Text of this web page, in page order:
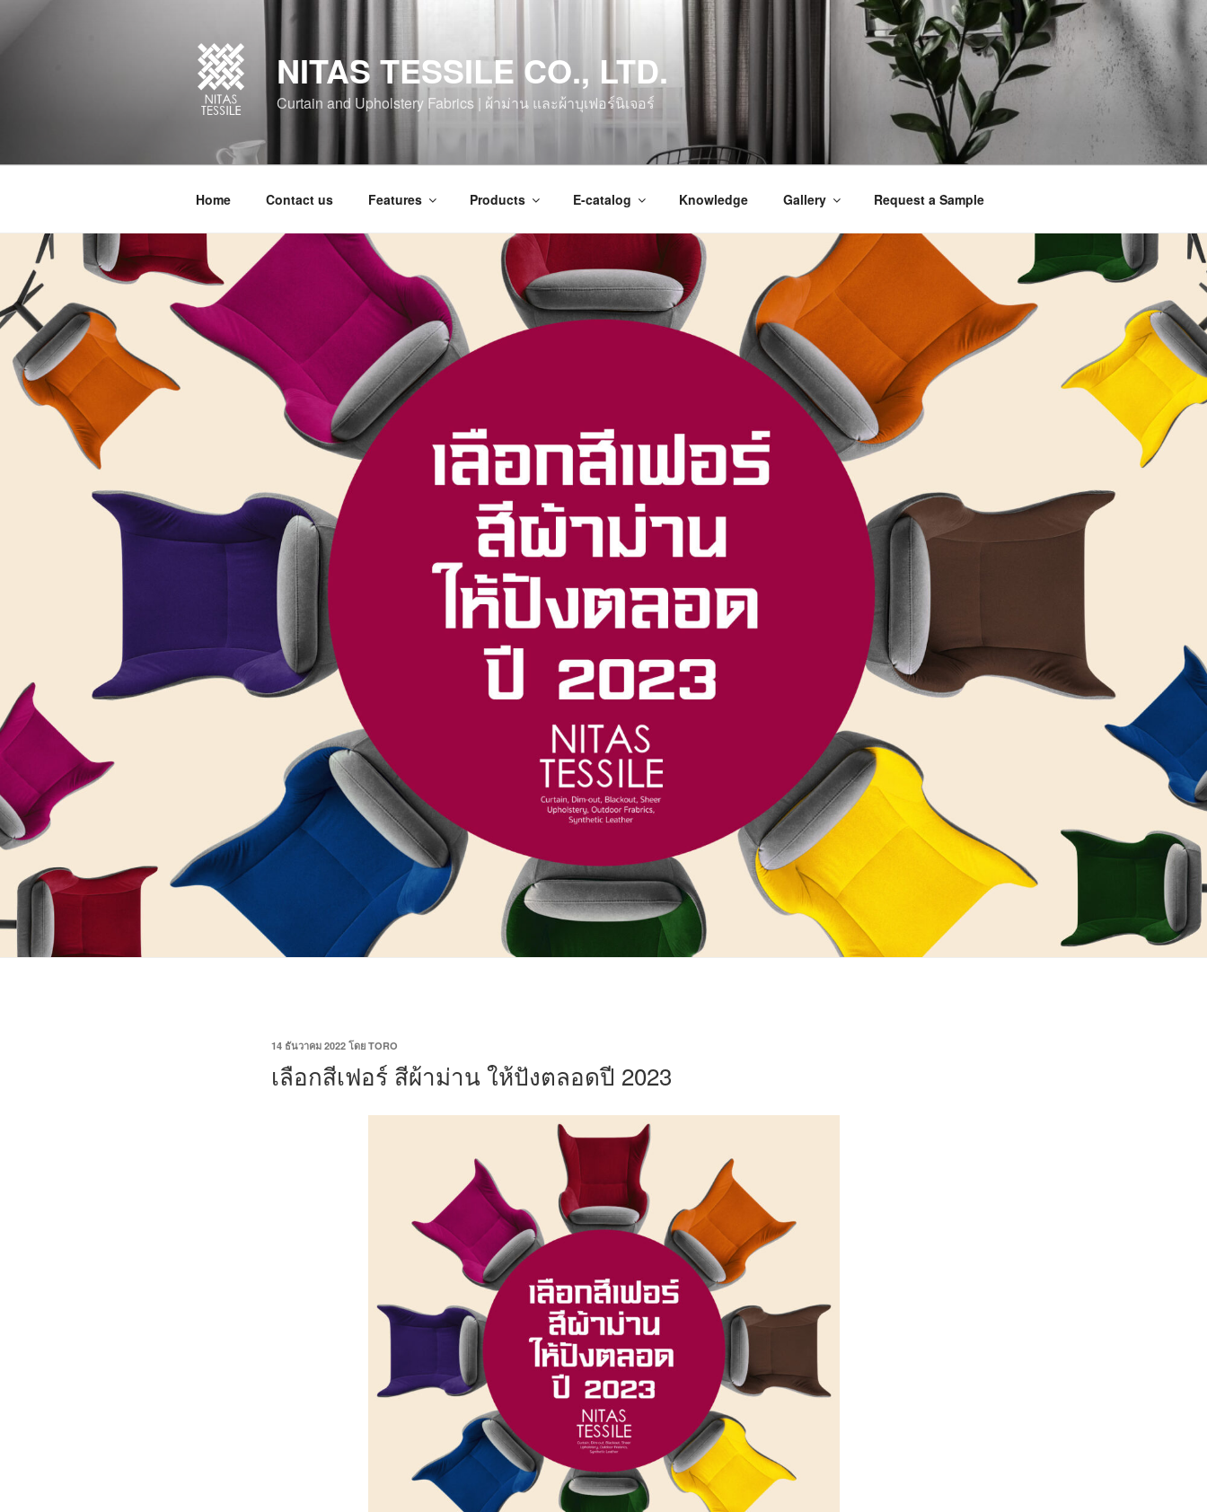
NITAS TESSILE CO., LTD.
Curtain and Upholstery Fabrics | ผ้าม่าน และผ้าบุเฟอร์นิเจอร์
Home Contact us Features Products E-catalog Knowledge Gallery Request a Sample
14 ธันวาคม 2022 โดย TORO
เลือกสีเฟอร์ สีผ้าม่าน ให้ปังตลอดปี 2023